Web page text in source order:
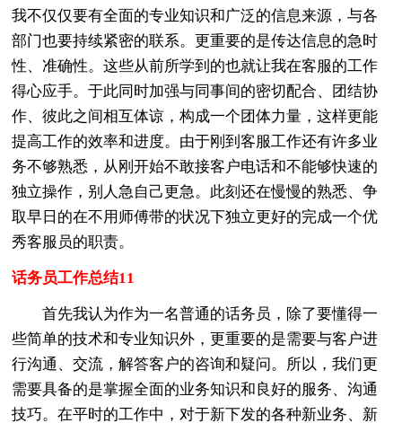
我不仅仅要有全面的专业知识和广泛的信息来源，与各
部门也要持续紧密的联系。更重要的是传达信息的急时
性、准确性。这些从前所学到的也就让我在客服的工作
得心应手。于此同时加强与同事间的密切配合、团结协
作、彼此之间相互体谅，构成一个团体力量，这样更能
提高工作的效率和进度。由于刚到客服工作还有许多业
务不够熟悉，从刚开始不敢接客户电话和不能够快速的
独立操作，别人急自己更急。此刻还在慢慢的熟悉、争
取早日的在不用师傅带的状况下独立更好的完成一个优
秀客服员的职责。
话务员工作总结11
首先我认为作为一名普通的话务员，除了要懂得一
些简单的技术和专业知识外，更重要的是需要与客户进
行沟通、交流，解答客户的咨询和疑问。所以，我们更
需要具备的是掌握全面的业务知识和良好的服务、沟通
技巧。在平时的工作中，对于新下发的各种新业务、新